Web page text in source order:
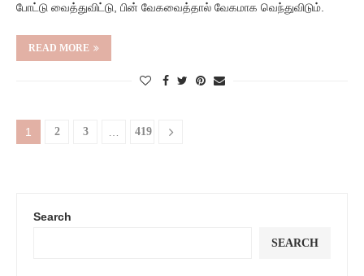
போட்டு வைத்துவிட்டு, பின் வேகவைத்தால் வேகமாக வெந்துவிடும்.
READ MORE
1 2 3 419
Search
SEARCH